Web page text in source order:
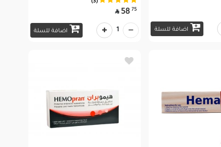
اضافة للسلة
(3)
75
58

اضافة للسلة 1